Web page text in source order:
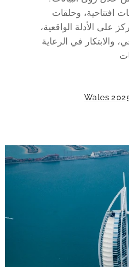
افتتاحية، وحلقات
على الأدلة الواقعية،
والابتكار في الرعاية
Wales